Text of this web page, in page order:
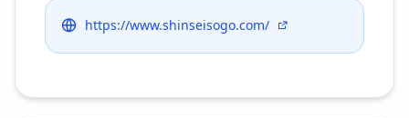
https://www.shinseisogo.com/